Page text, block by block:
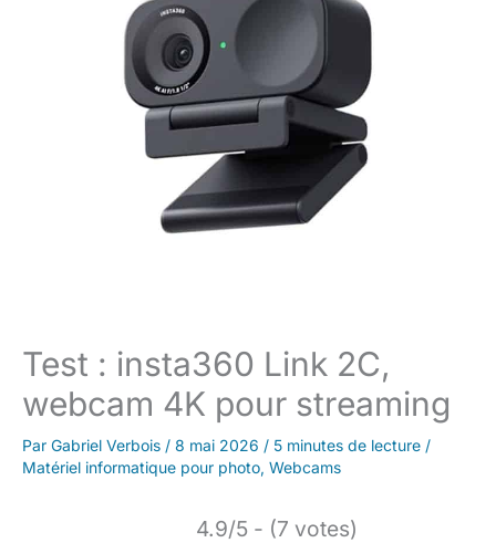
Test : insta360 Link 2C,
webcam 4K pour streaming
Par Gabriel Verbois / 8 mai 2026 / 5 minutes de lecture /
Matériel informatique pour photo, Webcams
4.9/5 - (7 votes)